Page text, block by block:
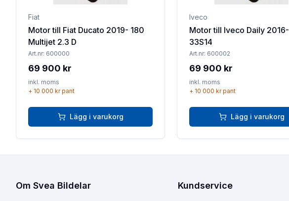
Fiat
Motor till Fiat Ducato 2019- 180
Multijet 2.3 D
Art.nr: 600000
69 900 kr
inkl. moms
+ 10 000 krpant
Lägg i varukorg
Iveco
Motor till Iveco Daily 2016-
33S14
Art.nr: 600002
69 900 kr
inkl. moms
+ 10 000 krpant
Lägg i varukorg
Om Svea Bildelar Kundservice